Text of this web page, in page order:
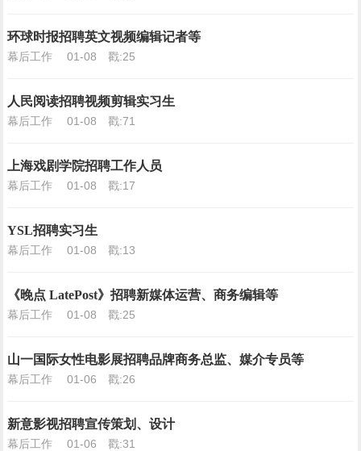
环球时报招聘英文视频编辑记者等
幕后工作 01-08 戳:25
人民阅读招聘视频剪辑实习生
幕后工作 01-08 戳:71
上海戏剧学院招聘工作人员
幕后工作 01-08 戳:17
YSL招聘实习生
幕后工作 01-08 戳:13
《晚点 LatePost》招聘新媒体运营、商务编辑等
幕后工作 01-08 戳:25
山一国际女性电影展招聘品牌商务总监、媒介专员等
幕后工作 01-06 戳:26
新意影视招聘宣传策划、设计
幕后工作 01-06 戳:31